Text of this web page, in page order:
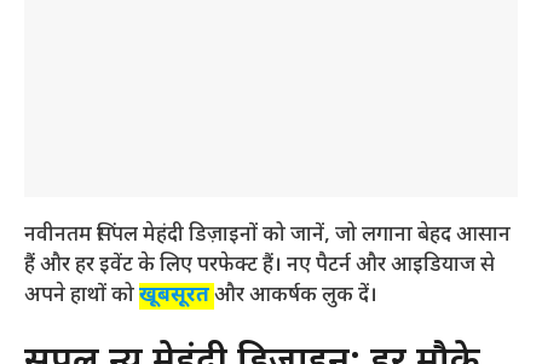
नवीनतम सिंपल मेहंदी डिज़ाइनों को जानें, जो लगाना बेहद आसान
हैं और हर इवेंट के लिए परफेक्ट हैं। नए पैटर्न और आइडियाज से
अपने हाथों कोखूबसूरतऔर आकर्षक लुक दें।